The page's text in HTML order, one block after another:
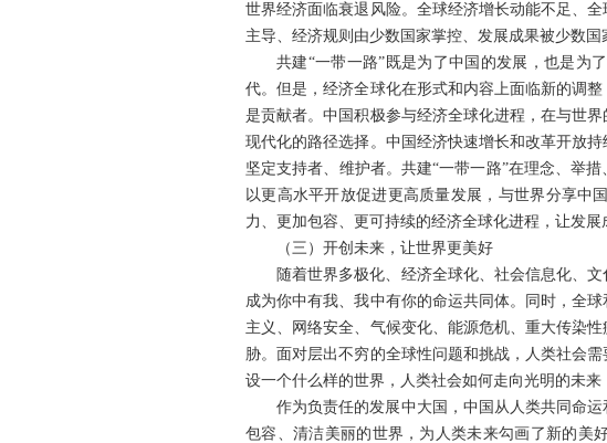
世界经济面临衰退风险。全球经济增长动能不足、
主导、经济规则由少数国家掌控、发展成果被少数国
共建“一带一路”既是为了中国的发展，也是为
代。但是，经济全球化在形式和内容上面临新的调
是贡献者。中国积极参与经济全球化进程，在与世
现代化的路径选择。中国经济快速增长和改革开放
坚定支持者、维护者。共建“一带一路”在理念、举
以更高水平开放促进更高质量发展，与世界分享中
力、更加包容、更可持续的经济全球化进程，让发展
（三）开创未来，让世界更美好
随着世界多极化、经济全球化、社会信息化、
成为你中有我、我中有你的命运共同体。同时，全
主义、网络安全、气候变化、能源危机、重大传染
胁。面对层出不穷的全球性问题和挑战，人类社会
设一个什么样的世界，人类社会如何走向光明的未
作为负责任的发展中大国，中国从人类共同命
包容、清洁美丽的世界，为人类未来勾画了新的美